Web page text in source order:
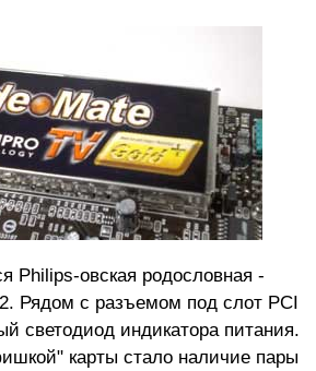
Philips-овская родословная -
Рядом с разъемом под слот PCI
светодиод индикатора питания.
карты стало наличие пары